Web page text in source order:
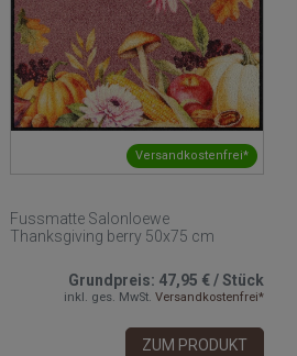
Versandkostenfrei*
Fussmatte Salonloewe
Thanksgiving berry 50x75 cm
Grundpreis: 47,95 €/Stück
inkl. ges. MwSt. Versandkostenfrei*
ZUM PRODUKT